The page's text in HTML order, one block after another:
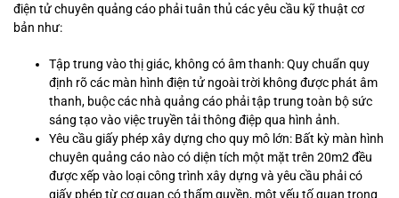
điện tử chuyên quảng cáo phải tuân thủ các yêu cầu kỹ thuật cơ
bản như:
Tập trung vào thị giác, không có âm thanh: Quy chuẩn quy
định rõ các màn hình điện tử ngoài trời không được phát âm
thanh, buộc các nhà quảng cáo phải tập trung toàn bộ sức
sáng tạo vào việc truyền tải thông điệp qua hình ảnh.
Yêu cầu giấy phép xây dựng cho quy mô lớn: Bất kỳ màn hình
chuyên quảng cáo nào có diện tích một mặt trên 20m2 đều
được xếp vào loại công trình xây dựng và yêu cầu phải có
giấy phép từ cơ quan có thẩm quyền, một yếu tố quan trọng